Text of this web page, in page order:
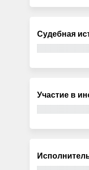
Судебная
Участие в